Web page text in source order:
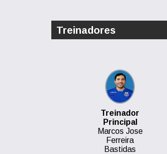
Treinadores
Treinador
Principal
Marcos Jose
Ferreira
Bastidas